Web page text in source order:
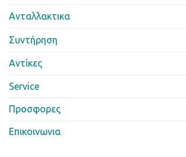
Ανταλλακτικα
Συντήρηση
Αντίκες
Service
Προσφορες
Επικοινωνια